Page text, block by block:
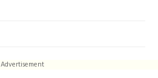
Advertisement